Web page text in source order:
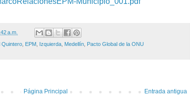
a.m.
Quintero EPM Izquierda Medellín Pacto Global de la ONU
Entrada antigua
Página Principal